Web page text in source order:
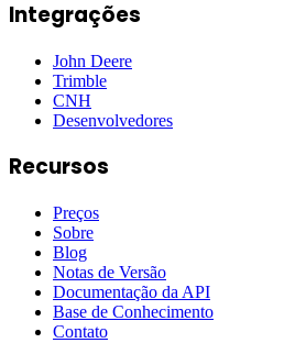
Integrações
John Deere
Trimble
CNH
Desenvolvedores
Recursos
Preços
Sobre
Blog
Notas de Versão
Documentação da API
Base de Conhecimento
Contato